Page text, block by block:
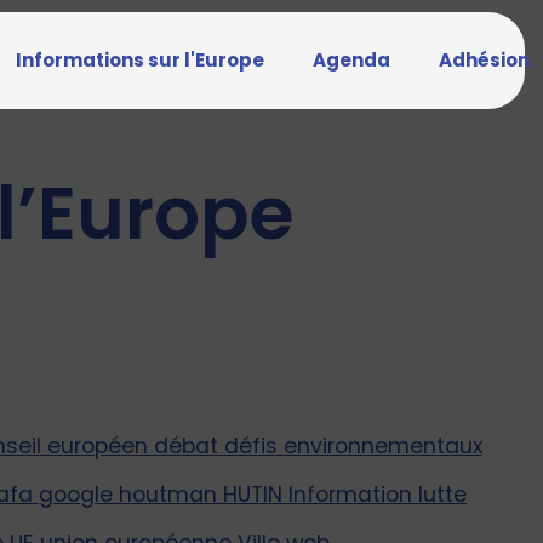
Informations sur l'Europe Agenda Adhésion
européen débat défis environnementaux
google houtman HUTIN Information lutte